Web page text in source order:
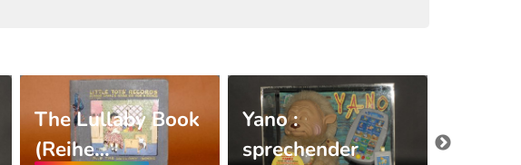
The Lullaby Book
(Reihe…
Yano :
sprechender